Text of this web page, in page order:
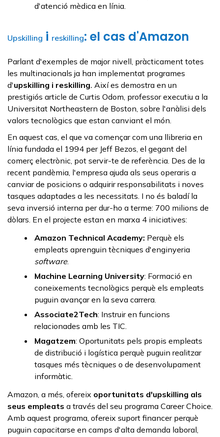
d'atenció mèdica en línia.
Upskilling i reskilling: el cas d'Amazon
Parlant d'exemples de major nivell, pràcticament totes
les multinacionals ja han implementat programes
d'upskilling i reskilling. Així es demostra en un
prestigiós article de Curtis Odom, professor executiu a la
Universitat Northeastern de Boston, sobre l'anàlisi dels
valors tecnològics que estan canviant el món.
En aquest cas, el que va començar com una llibreria en
línia fundada el 1994 per Jeff Bezos, el gegant del
comerç electrònic, pot servir-te de referència. Des de la
recent pandèmia, l'empresa ajuda als seus operaris a
canviar de posicions o adquirir responsabilitats i noves
tasques adaptades a les necessitats. I no és baladí la
seva inversió interna per dur-ho a terme: 700 milions de
dòlars. En el projecte estan en marxa 4 iniciatives:
Amazon Technical Academy: Perquè els
empleats aprenguin tècniques d'enginyeria
software.
Machine Learning University: Formació en
coneixements tecnològics perquè els empleats
puguin avançar en la seva carrera.
Associate2Tech: Instruir en funcions
relacionades amb les TIC.
Magatzem: Oportunitats pels propis empleats
de distribució i logística perquè puguin realitzar
tasques més tècniques o de desenvolupament
informàtic.
Amazon, a més, ofereix oportunitats d'upskilling als
seus empleats a través del seu programa Career Choice.
Amb aquest programa, ofereix suport financer perquè
puguin capacitarse en camps d'alta demanda laboral,